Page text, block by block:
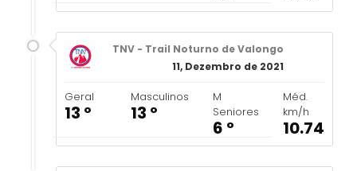
TNV - Trail Noturno de Valongo
11, Dezembro de 2021
Geral
13 º
Masculinos
13 º
M
Seniores
6 º
Méd.
km/h
10.74